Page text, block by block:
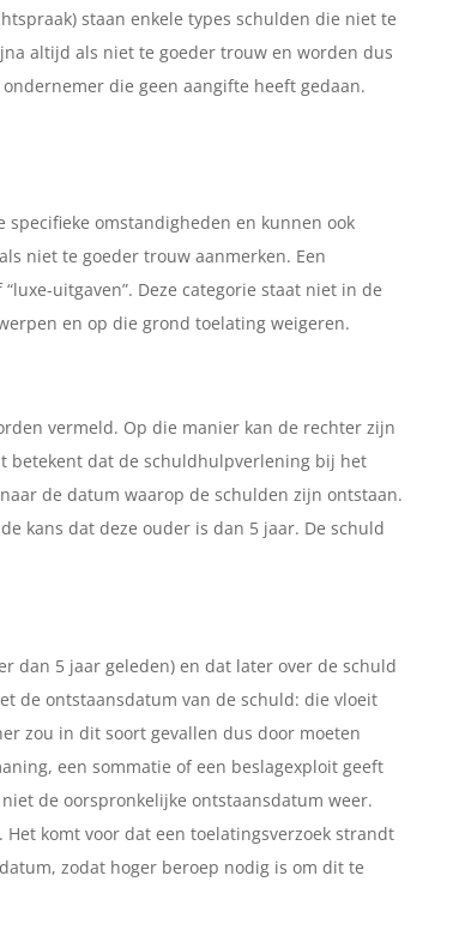
staan enkele types schulden die niet te
altijd als niet te goeder trouw en worden dus
die geen aangifte heeft gedaan.
omstandigheden en kunnen ook
niet te goeder trouw aanmerken. Een
uitgaven”. Deze categorie staat niet in de
en op die grond toelating weigeren.
vermeld. Op die manier kan de rechter zijn
betekent dat de schuldhulpverlening bij het
de datum waarop de schulden zijn ontstaan.
kans dat deze ouder is dan 5 jaar. De schuld
dan 5 jaar geleden) en dat later over de schuld
de ontstaansdatum van de schuld: die vloeit
zou in dit soort gevallen dus door moeten
een sommatie of een beslagexploit geeft
de oorspronkelijke ontstaansdatum weer.
komt voor dat een toelatingsverzoek strandt
zodat hoger beroep nodig is om dit te